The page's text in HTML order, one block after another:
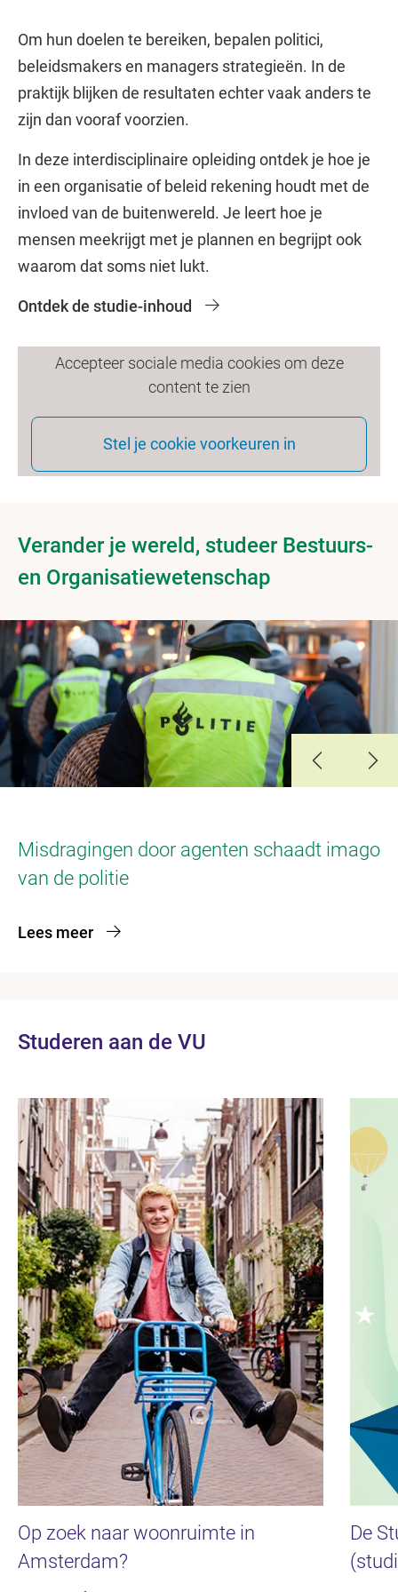
Om hun doelen te bereiken, bepalen politici,
beleidsmakers en managers strategieën. In de
praktijk blijken de resultaten echter vaak anders te
zijn dan vooraf voorzien.
In deze interdisciplinaire opleiding ontdek je hoe je
in een organisatie of beleid rekening houdt met de
invloed van de buitenwereld. Je leert hoe je
mensen meekrijgt met je plannen en begrijpt ook
waarom dat soms niet lukt.
Ontdek de studie-inhoud
Accepteer sociale media cookies om deze
content te zien
Stel je cookie voorkeuren in
Verander je wereld, studeer Bestuurs-
en Organisatiewetenschap
Misdragingen door agenten schaadt imago
van de politie
Lees meer
Studeren aan de VU
Op zoek naar woonruimte in
Amsterdam?
De